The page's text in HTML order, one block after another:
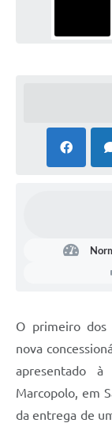
O primeiro dos
nova
apresentado
Marcopolo, em
da entrega de